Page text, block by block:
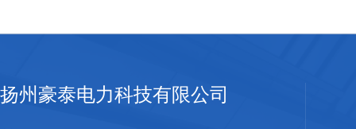
扬州豪泰电力科技有限公司